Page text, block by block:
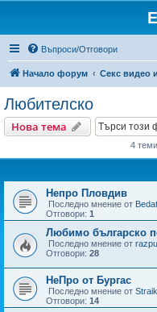
Въпроси/Отговори
Начало форум Секс видео
Любителско
Нова тема
4
Непро Пловдив
Последно мнение от
Отговори: 1
Любимо българско
Последно мнение от
Отговори: 28
НеПро от Бургас
Последно мнение от
Отговори: 14